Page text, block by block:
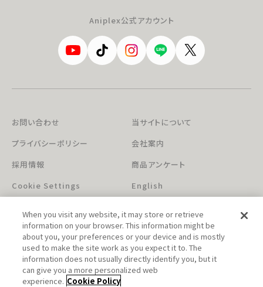
Aniplex公式アカウント
お問い合わせ
当サイトについて
プライバシーポリシー
会社案内
採用情報
商品アンケート
Cookie Settings
English
このホームページに掲載されている著作物の無断利用を禁じます。
When you visit any website, it may store or retrieve
information on your browser. This information might be
about you, your preferences or your device and is mostly
used to make the site work as you expect it to. The
information does not usually directly identify you, but it
can give you a more personalized web
experience. Cookie Policy